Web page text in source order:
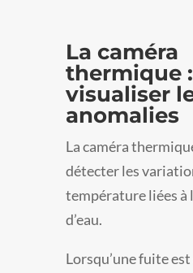
La caméra
thermique :
visualiser
anomalies
La caméra
détecter les
température liées à
d’eau.
Lorsqu’une fuite